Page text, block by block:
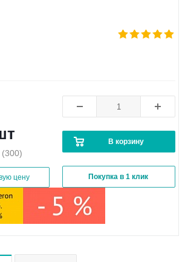
(300)
цену
В корзину
Покупка в 1 клик